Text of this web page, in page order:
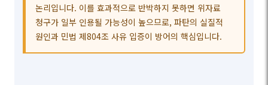
논리입니다. 이를 효과적으로 반박하지 못하면 위자료
청구가 일부 인용될 가능성이 높으므로, 파탄의 실질적
원인과 민법 제804조 사유 입증이 방어의 핵심입니다.